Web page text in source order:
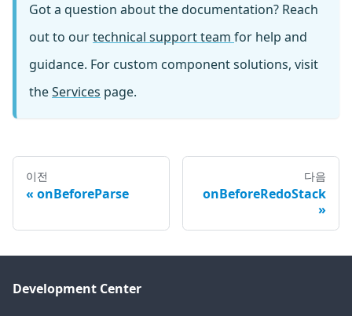
Got a question about the documentation? Reach
out to ourtechnical support team for help and
guidance. For custom component solutions, visit
theServices page.
이전
onBeforeParse
다음
onBeforeRedoStack
Development Center